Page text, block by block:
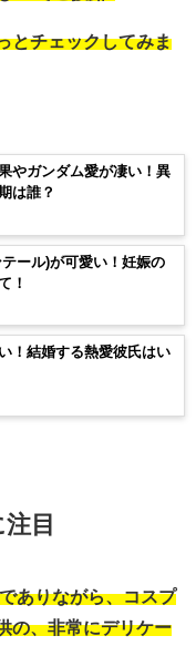
とチェックしてみま
やガンダム愛が凄い！異
は誰？
ール)が可愛い！妊娠の
！
！結婚する熱愛彼氏はい
目
ありながら、コスプ
の、非常にデリケー